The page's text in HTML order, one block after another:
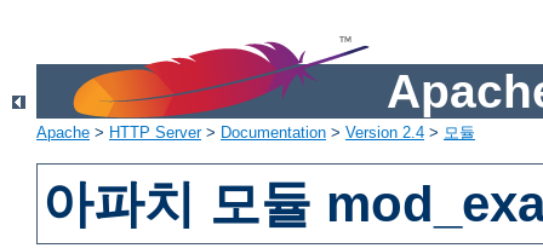
Apache > HTTP Server> Documentation > Version 2.4 > 모듈
아파치 모듈